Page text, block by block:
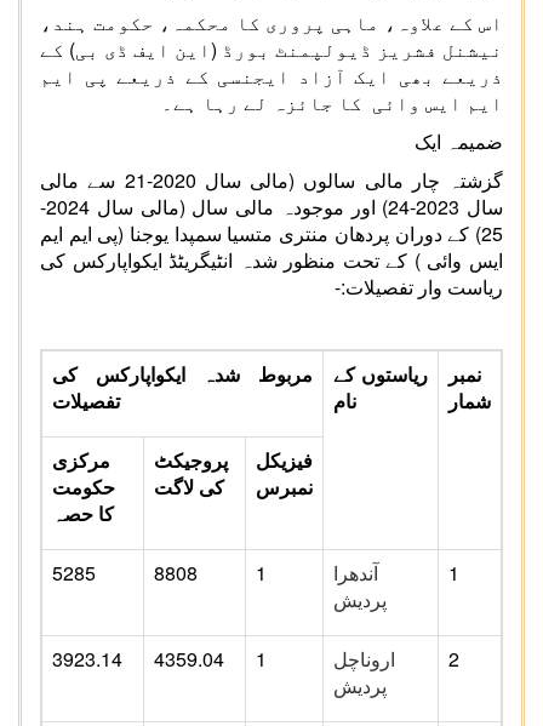
اس کے علاوہ، ماہی پروری کا محکمہ، حکومت ہند،
نیشنل فشریز ڈیولپمنٹ بورڈ (این ایف ڈی بی) کے
ذریعے بھی ایک آزاد ایجنسی کے ذریعے پی ایم
ایم ایس وائی کا جائزہ لے رہا ہے۔
ضمیمہ ایک
گزشتہ چار مالی سالوں (مالی سال 2020-21 سے مالی
سال 2023-24) اور موجودہ مالی سال (مالی سال 2024-
25) کے دوران پردھان منتری متسیا سمپدا یوجنا (پی ایم ایم
ایس وائی ) کے تحت منظور شدہ انٹیگریٹڈ ایکواپارکس کی
ریاست وار تفصیلات:-
نمبر
شمار
ریاستوں کے
نام
مربوط شدہ ایکواپارکس کی
تفصیلات
فیزیکل
نمبرس
پروجیکٹ
کی لاگت
مرکزی
حکومت
کا حصہ
1
آندھرا
پردیش
1
8808
5285
2
اروناچل
پردیش
1
4359.04
3923.14